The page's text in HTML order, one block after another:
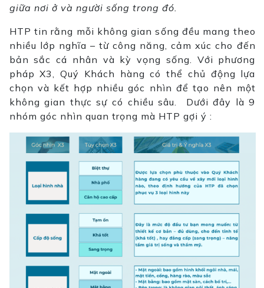
giữa nơi ở và người sống trong đó.
HTP tin rằng mỗi không gian sống đều mang theo
nhiều lớp nghĩa – từ công năng, cảm xúc cho đến
bản sắc cá nhân và kỳ vọng sống. Với phương
pháp X3, Quý Khách hàng có thể chủ động lựa
chọn và kết hợp nhiều góc nhìn để tạo nên một
không gian thực sự có chiều sâu. Dưới đây là 9
nhóm góc nhìn quan trọng mà HTP gợi ý :